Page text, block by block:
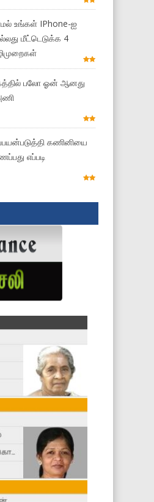
உங்கள் IPhone-ஐ
மீட்டெடுக்க 4
பலோ ஓன் ஆனது
கணினியை
எப்படி